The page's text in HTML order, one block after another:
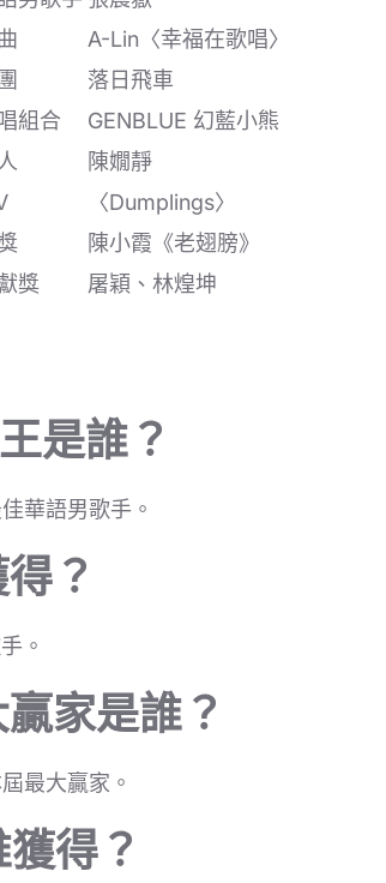
A-Lin〈幸福在歌唱〉
落日飛車
組合
GENBLUE 幻藍小熊
陳嫺靜
〈Dumplings〉
陳小霞《老翅膀》
獎
屠穎、林煌坤
是誰？
華語男歌手。
？
。
家是誰？
最大贏家。
得？